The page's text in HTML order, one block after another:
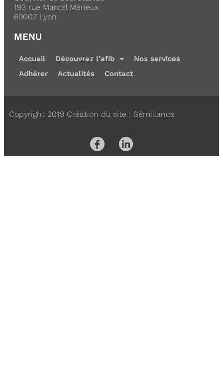
193 rue Marcel Mérieux
69007 Lyon
MENU
Accueil Découvrez l’afib
Nos services
Adhérer
Actualités Contact
Copyright 2019 Création du site : Sémillance